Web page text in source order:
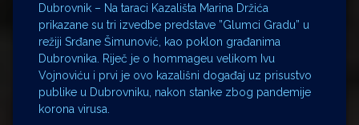
Miroslav Šantek
Dubrovnik – Na taraci Kazališta Marina Držića
prikazane su tri izvedbe predstave ”Glumci Gradu” u
režiji Srđane Šimunović, kao poklon građanima
Dubrovnika. Riječ je o hommageu velikom Ivu
Vojnoviću i prvi je ovo kazališni događaj uz prisustvo
publike u Dubrovniku, nakon stanke zbog pandemije
korona virusa.